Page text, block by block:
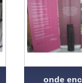
onde